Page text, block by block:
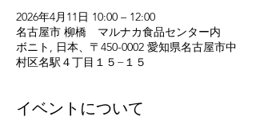
2026年4月11日 10:00 – 12:00
名古屋市 柳橋 マルナカ食品センター内
ボニト, 日本、〒450-0002 愛知県名古屋市中
村区名駅４丁目１５−１５
イベントについて